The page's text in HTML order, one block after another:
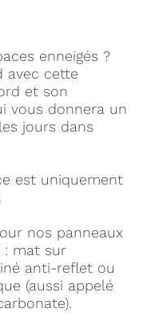
enneigés ?
avec cette
et son
vous donnera un
jours dans
est uniquement
nos panneaux
: mat sur
anti-reflet ou
(aussi appelé